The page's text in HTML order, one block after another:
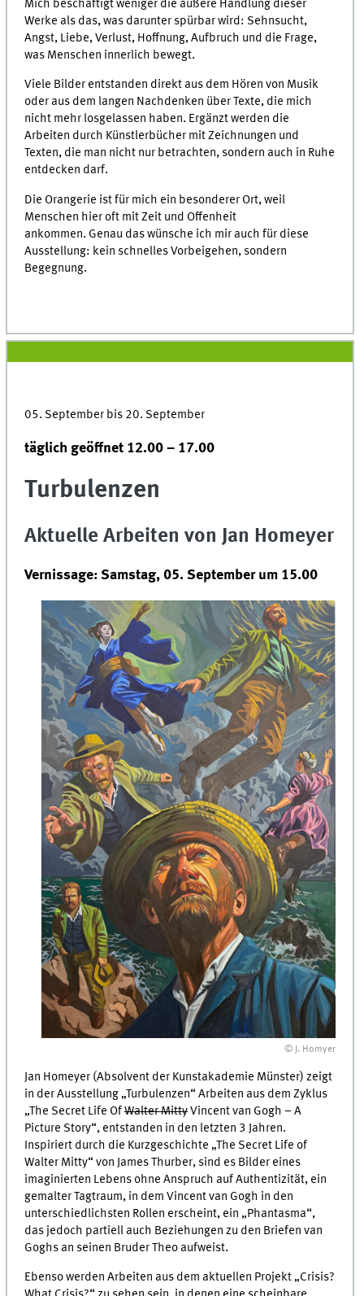
Mich beschäftigt weniger die äußere Handlung dieser
Werke als das, was darunter spürbar wird: Sehnsucht,
Angst, Liebe, Verlust, Hoffnung, Aufbruch und die Frage,
was Menschen innerlich bewegt.
Viele Bilder entstanden direkt aus dem Hören von Musik
oder aus dem langen Nachdenken über Texte, die mich
nicht mehr losgelassen haben. Ergänzt werden die
Arbeiten durch Künstlerbücher mit Zeichnungen und
Texten, die man nicht nur betrachten, sondern auch in Ruhe
entdecken darf.
Die Orangerie ist für mich ein besonderer Ort, weil
Menschen hier oft mit Zeit und Offenheit
ankommen. Genau das wünsche ich mir auch für diese
Ausstellung: kein schnelles Vorbeigehen, sondern
Begegnung.
05. September bis 20. September
täglich geöffnet 12.00 – 17.00
Turbulenzen
Aktuelle Arbeiten von Jan Homeyer
Vernissage: Samstag, 05. September um 15.00
© J. Homyer
Jan Homeyer (Absolvent der Kunstakademie Münster) zeigt
in der Ausstellung „Turbulenzen“ Arbeiten aus dem Zyklus
„The Secret Life OfWalter MittyVincent van Gogh – A
Picture Story“, entstanden in den letzten 3 Jahren.
Inspiriert durch die Kurzgeschichte „The Secret Life of
Walter Mitty“ von James Thurber, sind es Bilder eines
imaginierten Lebens ohne Anspruch auf Authentizität, ein
gemalter Tagtraum, in dem Vincent van Gogh in den
unterschiedlichsten Rollen erscheint, ein „Phantasma“,
das jedoch partiell auch Beziehungen zu den Briefen van
Goghs an seinen Bruder Theo aufweist.
Ebenso werden Arbeiten aus dem aktuellen Projekt „Crisis?